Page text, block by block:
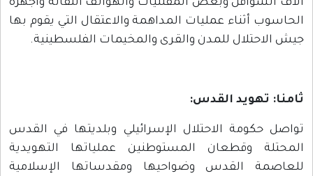
الشواقل وبعض المقتنيات والهواتف النقالة وأجهزة
أثناء عمليات المداهمة والاعتقال التي يقوم بها
الاحتلال للمدن والقرى والمخيمات الفلسطينية.
تهويد القدس:
حكومة الاحتلال الإسرائيلي وبلديتها في القدس
وقطعان المستوطنين عملياتها التهويدية
القدس وضواحيها ومقدساتها الإسلامية